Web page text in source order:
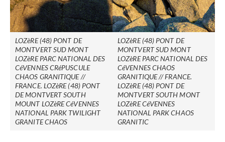
LOZèRE (48) PONT DE
MONTVERT SUD MONT
LOZèRE PARC NATIONAL DES
CéVENNES CRéPUSCULE
CHAOS GRANITIQUE //
FRANCE. LOZèRE (48) PONT
DE MONTVERT SOUTH
MOUNT LOZèRE CéVENNES
NATIONAL PARK TWILIGHT
GRANITE CHAOS
LOZèRE (48) PONT DE
MONTVERT SUD MONT
LOZèRE PARC NATIONAL DES
CéVENNES CHAOS
GRANITIQUE // FRANCE.
LOZèRE (48) PONT DE
MONTVERT SOUTH MONT
LOZèRE CéVENNES
NATIONAL PARK CHAOS
GRANITIC